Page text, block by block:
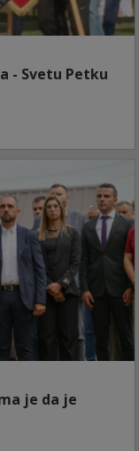
- Svetu Petku
je da je